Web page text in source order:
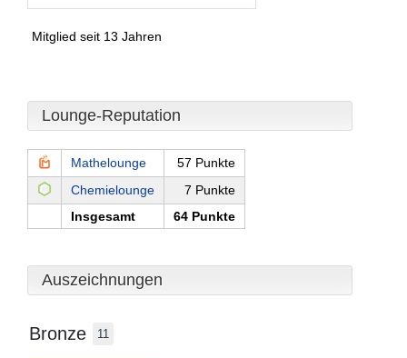
Mitglied seit 13 Jahren
Lounge-Reputation
Mathelounge
57 Punkte
Chemielounge
7 Punkte
Insgesamt
64 Punkte
Auszeichnungen
Bronze 11